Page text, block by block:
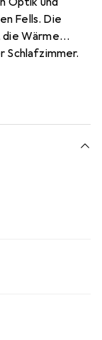
Fells. Die
Wärme
Schlafzimmer.
keine